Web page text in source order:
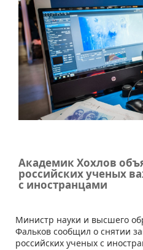
Академик Хохлов
российских ученых
с иностранцами
​Министр науки и высшего
Фальков сообщил о снятии
российских ученых с